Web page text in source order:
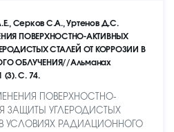
Серков С.А., Уртенов Д.С.
ПОВЕРХНОСТНО-АКТИВНЫХ
СТАЛЕЙ ОТ КОРРОЗИИ В
ОБЛУЧЕНИЯ//Альманах
(3). С. 74.
ПОВЕРХНОСТНО-
ЗАЩИТЫ УГЛЕРОДИСТЫХ
УСЛОВИЯХ РАДИАЦИОННОГО